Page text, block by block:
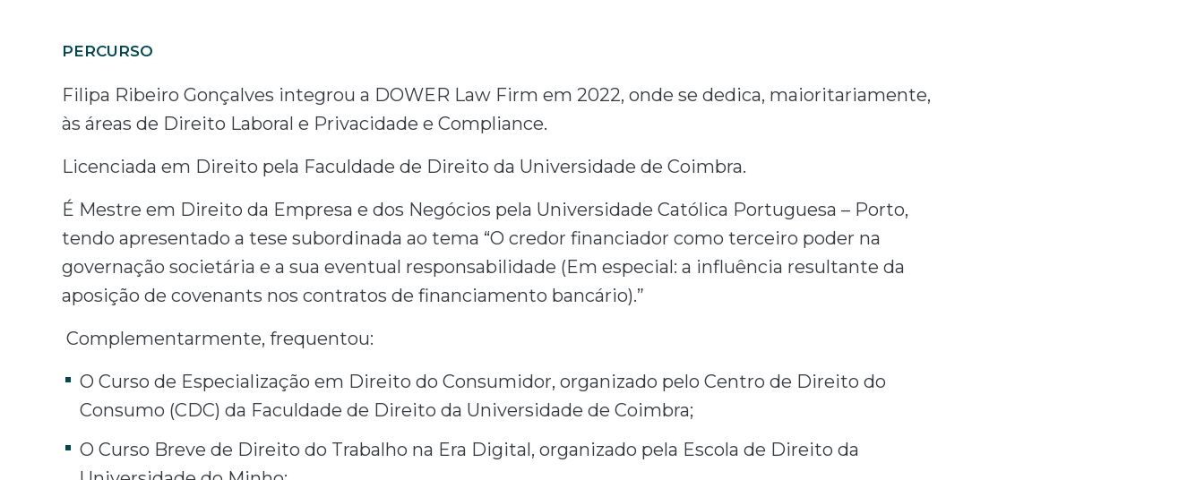
PERCURSO
Filipa Ribeiro Gonçalves integrou a DOWER Law Firm em 2022, onde se dedica, maioritariamente,
às áreas de Direito Laboral e Privacidade e Compliance.
Licenciada em Direito pela Faculdade de Direito da Universidade de Coimbra.
É Mestre em Direito da Empresa e dos Negócios pela Universidade Católica Portuguesa – Porto,
tendo apresentado a tese subordinada ao tema “O credor financiador como terceiro poder na
governação societária e a sua eventual responsabilidade (Em especial: a influência resultante da
aposição de covenants nos contratos de financiamento bancário).”
Complementarmente, frequentou:
O Curso de Especialização em Direito do Consumidor, organizado pelo Centro de Direito do
Consumo (CDC) da Faculdade de Direito da Universidade de Coimbra;
O Curso Breve de Direito do Trabalho na Era Digital, organizado pela Escola de Direito da